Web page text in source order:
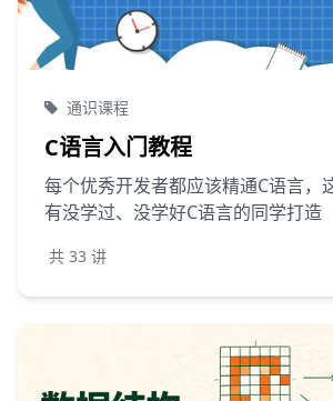
通识课程
C语言入门教程
每个优秀开发者都应该精通C语言，
有没学过、没学好C语言的同学打造
共 33 讲